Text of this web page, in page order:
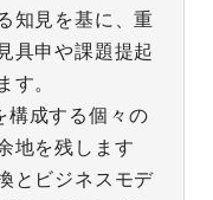
知見を基に、重
具申や課題提起
す。
成する個々の
地を残します
とビジネスモデ